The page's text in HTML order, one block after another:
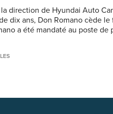
direction de Hyundai Auto
dix ans, Don Romano cède le
a été mandaté au poste de